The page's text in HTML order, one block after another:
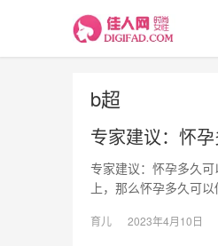
b超
专家建议：怀
专家建议：怀孕多久
上，那么怀孕多久可
育儿 2023年4月10日